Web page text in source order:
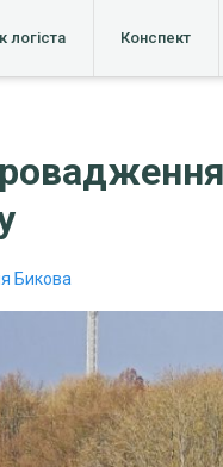
логіста Конспект
Бикова